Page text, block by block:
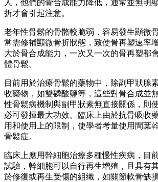
人，他們的骨合成能力降低，通常並無明
折才會引起注意。
老年性骨鬆的骨骼較脆弱，容易發生顯微
常需修補顯微骨折狀態，致使骨再塑速率
大於骨合成能力，一次又一次的骨再塑都
體骨鬆。
目前用於治療骨鬆的藥物中，除副甲狀腺
收藥物，如雙磷酸鹽等，這些對骨合成並
性骨鬆病機制與副甲狀素無直接關係，則
必可發揮最大功效。臨床上由於抗骨吸收
用和使用上的限制，使學者考量使用間葉
骨鬆症。
臨床上應用幹細胞治療多種慢性疾病，目
試驗，幹細胞可以自行再生增殖，且具有
於修復或再生受傷的組織，如關節軟骨缺